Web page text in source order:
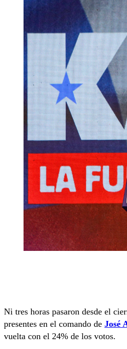
Ni tres horas pasaron desde el
presentes en el comando de José
vuelta con el 24% de los votos.